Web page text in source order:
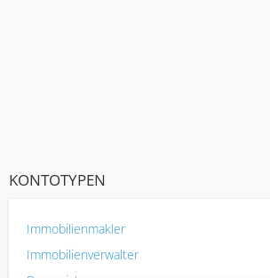
KONTOTYPEN
Immobilienmakler
Immobilienverwalter